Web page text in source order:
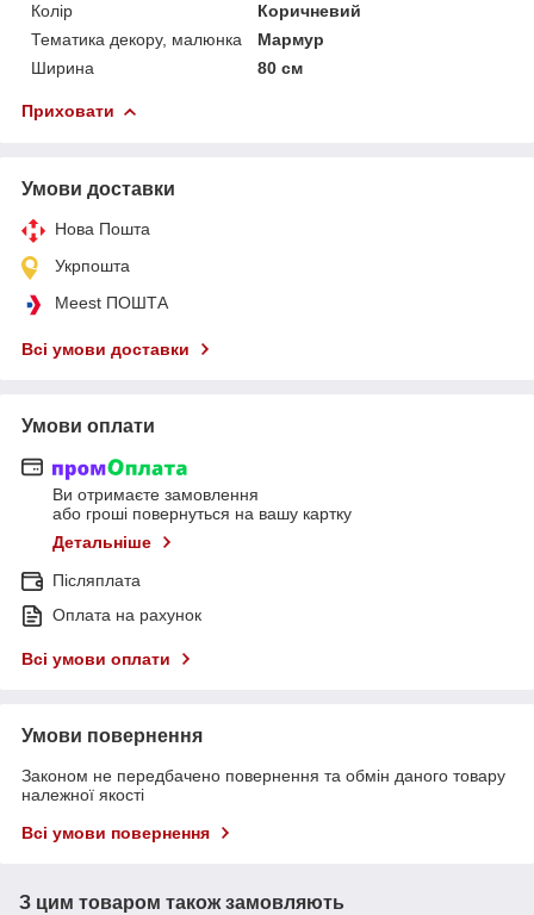
Колір
Коричневий
Тематика декору, малюнка
Мармур
Ширина
80 см
Приховати
Умови доставки
Нова Пошта
Укрпошта
Meest ПОШТА
Всі умови доставки
Умови оплати
Ви отримаєте замовлення
або гроші повернуться на вашу картку
Детальніше
Післяплата
Оплата на рахунок
Всі умови оплати
Умови повернення
Законом не передбачено повернення та обмін даного товару
належної якості
Всі умови повернення
З цим товаром також замовляють